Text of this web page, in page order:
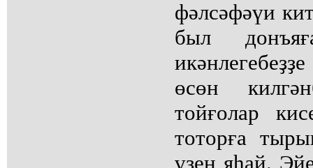
фәлсәфәүи
был
өсөн
тойғолар
тоторға
үҙен яһай.